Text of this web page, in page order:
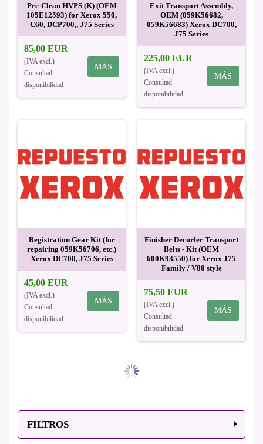
FILTROS
Pre-Clean HVPS (K) (OEM
105E12593) for Xerox 550,
C60, DCP700,, J75 Series
85,00 EUR
(IVA excl.)
Consultad
disponibilidad
MÁS
Exit Transport Assembly,
OEM (059K56682,
059K56683) Xerox DC700,
J75 Series
225,00 EUR
(IVA excl.)
Consultad
disponibilidad
MÁS
Registration Gear Kit (for
repairing 059K56706, etc.)
Xerox DC700, J75 Series
45,00 EUR
(IVA excl.)
Consultad
disponibilidad
MÁS
Finisher Decurler Transport
Belts - Kit (OEM
600K93550) for Xerox J75
Family / V80 style
75,50 EUR
(IVA excl.)
Consultad
disponibilidad
MÁS